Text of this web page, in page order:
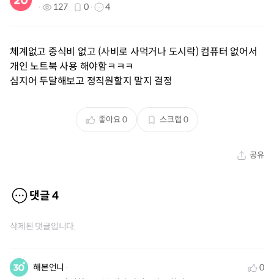
127 0 4
체계없고 중식비 없고 (사비로 사먹거나 도시락) 컴퓨터 없어서
개인 노트북 사용 해야함ㅋㅋㅋ
심지어 두달해보고 정직원할지 말지 결정
좋아요0 스크랩 0
공유
댓글4
삭제된 댓글입니다.
해본언니
0